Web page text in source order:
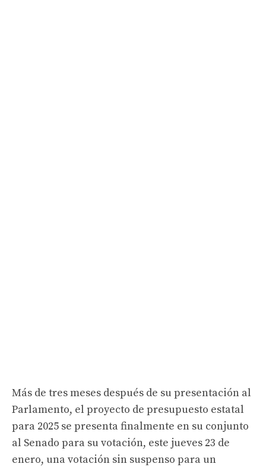
Más de tres meses después de su presentación al
Parlamento, el proyecto de presupuesto estatal
para 2025 se presenta finalmente en su conjunto
al Senado para su votación, este jueves 23 de
enero, una votación sin suspenso para un